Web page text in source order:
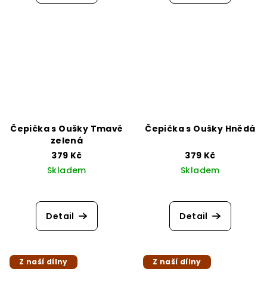
Čepička s Oušky Tmavě
zelená
379 Kč
Skladem
Detail
Čepička s Oušky Hnědá
379 Kč
Skladem
Detail
Z naší dílny Z naší dílny